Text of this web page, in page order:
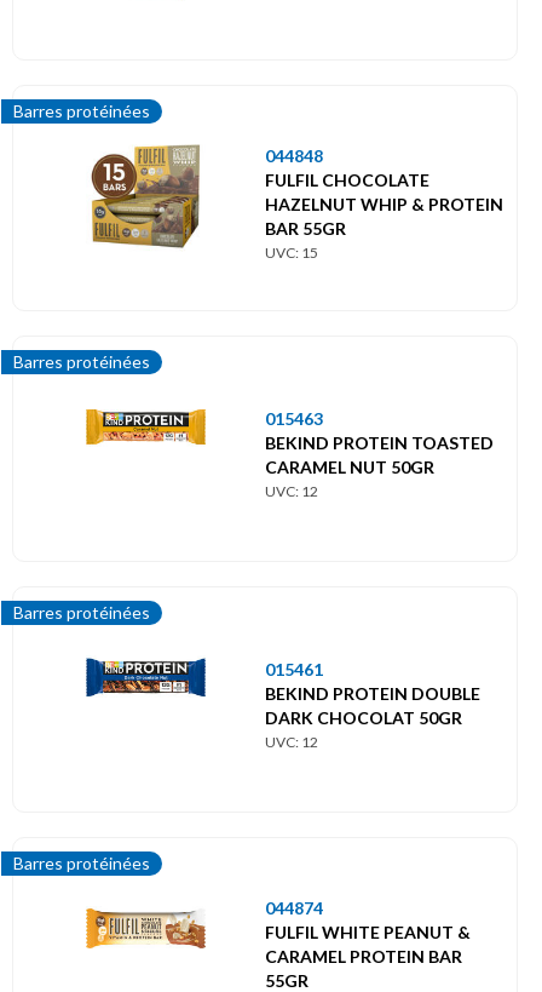
Barres protéinées
044848
FULFIL CHOCOLATE
HAZELNUT WHIP & PROTEIN
BAR 55GR
UVC: 15
Barres protéinées
015463
BEKIND PROTEIN TOASTED
CARAMEL NUT 50GR
UVC: 12
Barres protéinées
015461
BEKIND PROTEIN DOUBLE
DARK CHOCOLAT 50GR
UVC: 12
Barres protéinées
044874
FULFIL WHITE PEANUT &
CARAMEL PROTEIN BAR
55GR